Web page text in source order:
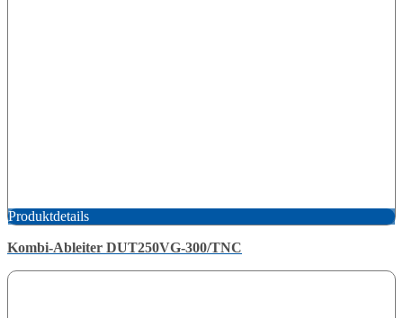
Produktdetails
Kombi-Ableiter DUT250VG-300/TNC